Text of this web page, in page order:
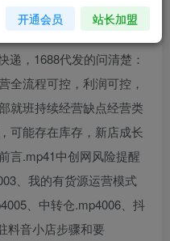
也担心库存，每天日销5单
单刚出新品代发自发+代发
递，1688代发的问清楚：
全流程可控，利润可控，
就班持续经营缺点经营类
可能存在库存，新店成长
言.mp41中创网风险提醒
、我的有货源运营模式
、中转仓.mp4006、抖
料音小店步骤和要
开通会员 站长加盟